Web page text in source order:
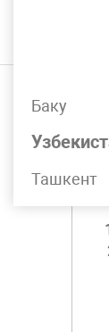
Баку
Ташкент